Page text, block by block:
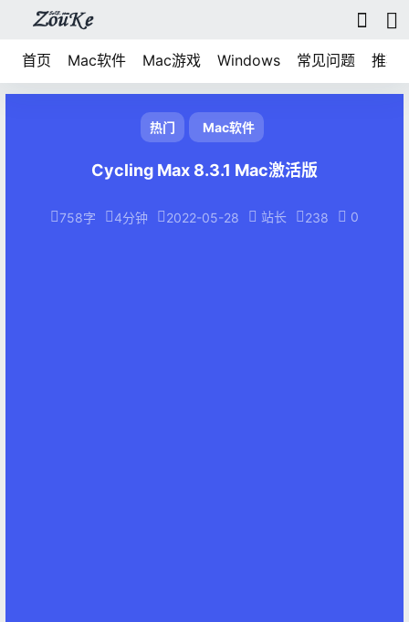
首页 Mac软件 Mac游戏 Windows 常见问题 推荐
热门 Mac软件
Cycling Max 8.3.1 Mac激活版
758字 4分钟 2022-05-28 站长 238 0